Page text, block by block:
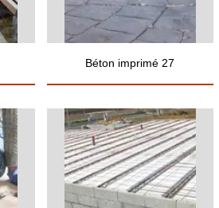
Béton imprimé 27